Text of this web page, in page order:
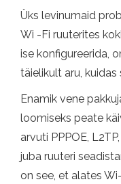
Üks levinumaid
Wi -Fi ruuterites
ise konfigureerida,
täielikult aru,
Enamik vene
loomiseks peate
arvuti PPPOE,
juba ruuteri
on see, et alates